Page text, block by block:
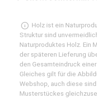
Holz ist ein
Struktur sind
Naturproduktes Holz. Ein
der späteren Lieferung
den Gesamteindruck
Gleiches gilt für die
Webshop, auch diese
Musterstückes